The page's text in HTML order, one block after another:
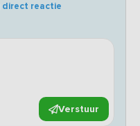
direct reactie
Verstuur